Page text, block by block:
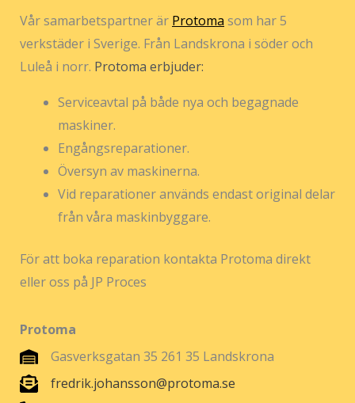
Vår samarbetspartner är Protoma som har 5
verkstäder i Sverige. Från Landskrona i söder och
Luleå i norr. Protoma erbjuder:
Serviceavtal på både nya och begagnade
maskiner.
Engångsreparationer.
Översyn av maskinerna.
Vid reparationer används endast original delar
från våra maskinbyggare.
För att boka reparation kontakta Protoma direkt
eller oss på JP Proces
Protoma
Gasverksgatan 35 261 35 Landskrona
fredrik.johansson@protoma.se